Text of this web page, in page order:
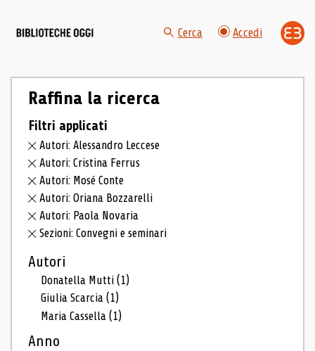
Cerca Accedi
Raffina la ricerca
Filtri applicati
Autori: Alessandro Leccese
Autori: Cristina Ferrus
Autori: Mosé Conte
Autori: Oriana Bozzarelli
Autori: Paola Novaria
Sezioni: Convegni e seminari
Autori
Donatella Mutti(1)
Giulia Scarcia(1)
Maria Cassella(1)
Anno